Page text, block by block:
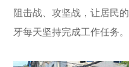
阻击战、攻坚战，让居民
牙每天坚持完成工作任务。